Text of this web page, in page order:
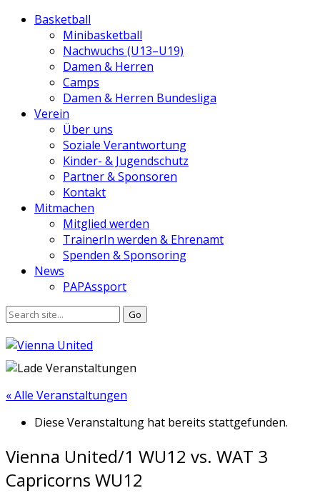
Basketball
Minibasketball
Nachwuchs (U13–U19)
Damen & Herren
Camps
Damen & Herren Bundesliga
Verein
Über uns
Soziale Verantwortung
Kinder- & Jugendschutz
Partner & Sponsoren
Kontakt
Mitmachen
Mitglied werden
TrainerIn werden & Ehrenamt
Spenden & Sponsoring
News
PAPAssport
« Alle Veranstaltungen
Diese Veranstaltung hat bereits stattgefunden.
Vienna United/1 WU12 vs. WAT 3
Capricorns WU12